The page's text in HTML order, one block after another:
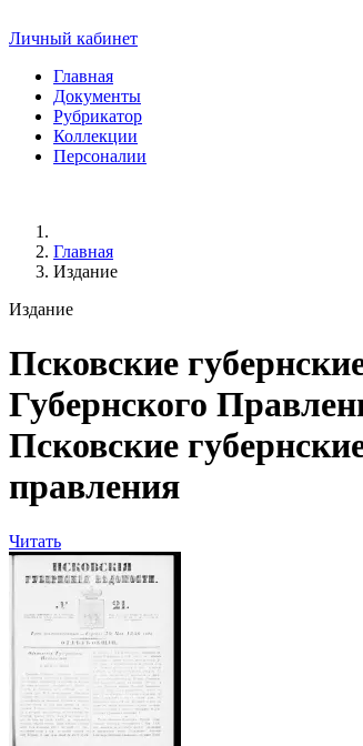
Личный кабинет
Главная
Документы
Рубрикатор
Коллекции
Персоналии
Главная
Издание
Издание
Псковские
Губернского
Псковские
правления
Читать